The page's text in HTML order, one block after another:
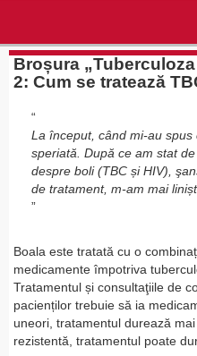
Broșura
2: Cum se tratează
La început, când mi-au
speriată. După ce am stat
despre boli (TBC și HIV),
de tratament, m-am mai
Boala este tratată cu o
medicamente împotriva
Tratamentul și consultaţiile de
pacienților trebuie să ia
uneori, tratamentul durează
rezistentă, tratamentul poate